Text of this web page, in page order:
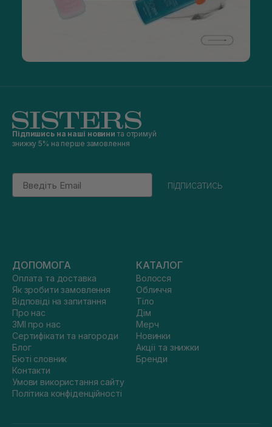
Підпишись на наші новини та отримуй
знижку 5% на перше замовлення
Email
підписатись
ДОПОМОГА
Оплата та доставка
Як зробити замовлення
Відповіді на запитання
Про нас
ЗМІ про нас
Сертифікати та нагороди
Блог
Бюті словник
Контакти
Умови використання сайту
Політика конфіденційності
КАТАЛОГ
Волосся
Обличчя
Тіло
Дім
Мерч
Новинки
Акції та знижки
Бренди